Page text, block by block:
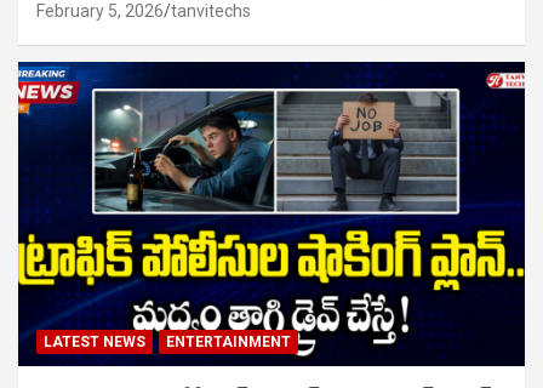
February 5, 2026 tanvitechs
LATEST NEWS ENTERTAINMENT